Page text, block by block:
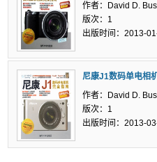
作者：David D.
版次：1
出版时间：2013-
尼康J1数码单电相
作者：David D.
版次：1
出版时间：2013-